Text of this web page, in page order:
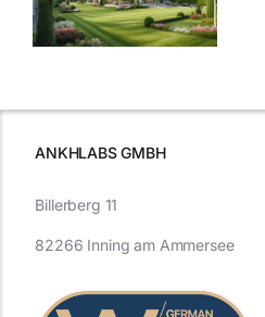
aktuelle
Entwicklung
ANKHLABS GMBH
Billerberg 11
82266 Inning am Ammersee